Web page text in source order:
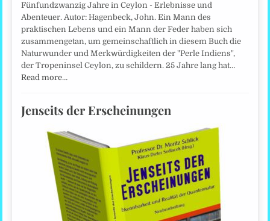
Fünfundzwanzig Jahre in Ceylon - Erlebnisse und
Abenteuer. Autor: Hagenbeck, John. Ein Mann des
praktischen Lebens und ein Mann der Feder haben sich
zusammengetan, um gemeinschaftlich in diesem Buch die
Naturwunder und Merkwürdigkeiten der "Perle Indiens",
der Tropeninsel Ceylon, zu schildern. 25 Jahre lang hat…
Read more…
Jenseits der Erscheinungen